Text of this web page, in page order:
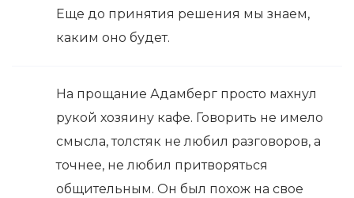
Еще до принятия решения мы знаем,
каким оно будет.
На прощание Адамберг просто махнул
рукой хозяину кафе. Говорить не имело
смысла, толстяк не любил разговоров, а
точнее, не любил притворяться
общительным. Он был похож на свое